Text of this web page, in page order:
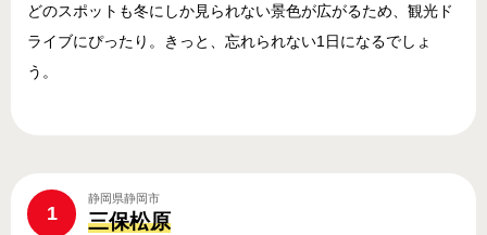
どのスポットも冬にしか見られない景色が広がるため、観光ド
ライブにぴったり。きっと、忘れられない1日になるでしょ
う。
1
静岡県静岡市
三保松原